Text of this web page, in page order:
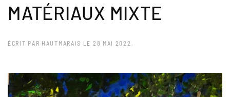
MATÉRIAUX MIXTE
ÉCRIT PAR HAUTMARAIS LE 28 MAI 2022 .